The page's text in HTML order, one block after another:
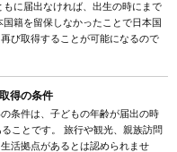
に届出なければ、出生の時にまで
籍を留保しなかったことで日本国
び取得することが可能になるので
得の条件
条件は、子どもの年齢が届出の時
ことです。 旅行や観光、親族訪問
活拠点があるとは認められませ